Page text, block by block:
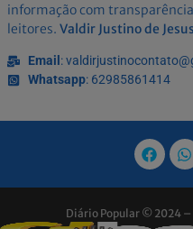
informação com
leitores. Valdir Justino de Jesus
Email :
Whatsapp: 62985861414
Diário Popular © 2024 –